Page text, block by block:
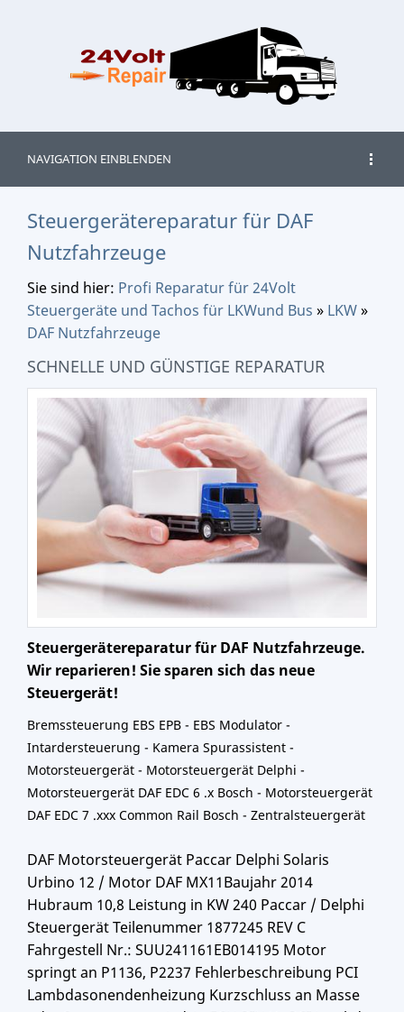
NAVIGATION EINBLENDEN
Steuergerätereparatur für DAF
Nutzfahrzeuge
Sie sind hier: Profi Reparatur für 24Volt
Steuergeräte und Tachos für LKWund Bus » LKW»
DAF Nutzfahrzeuge
SCHNELLE UND GÜNSTIGE REPARATUR
Steuergerätereparatur für DAF Nutzfahrzeuge.
Wir reparieren! Sie sparen sich das neue
Steuergerät!
Bremssteuerung EBS EPB - EBS Modulator -
Intardersteuerung - Kamera Spurassistent -
Motorsteuergerät - Motorsteuergerät Delphi -
Motorsteuergerät DAF EDC 6 .x Bosch - Motorsteuergerät
DAF EDC 7 .xxx Common Rail Bosch - Zentralsteuergerät
DAF Motorsteuergerät Paccar Delphi Solaris
Urbino 12 / Motor DAF MX11Baujahr 2014
Hubraum 10,8 Leistung in KW 240 Paccar / Delphi
Steuergerät Teilenummer 1877245 REV C
Fahrgestell Nr.: SUU241161EB014195 Motor
springt an P1136, P2237 Fehlerbeschreibung PCI
Lambdasonendenheizung Kurzschluss an Masse